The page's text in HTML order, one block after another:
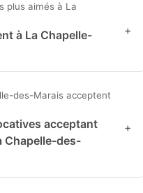
plus aimés à La
à La Chapelle-
+
des-Marais acceptent
acceptant
Chapelle-des-
+